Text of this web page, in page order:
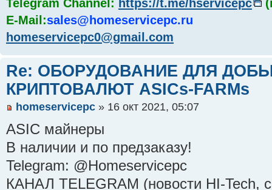
Telegram Channel: https://t.me/hservicepc
E-Mail:sales@homeservicepc.ru
homeservicepc0@gmail.com
Re: ОБОРУДОВАНИЕ ДЛЯ
КРИПТОВАЛЮТ ASICs-FARMs
homeservicepc » 16 окт 2021, 05:07
ASIC майнеры
В наличии и по предзаказу!
Telegram: @Homeservicepc
КАНАЛ TELEGRAM (новости HI-Tech,